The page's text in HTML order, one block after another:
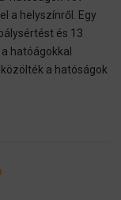
a helyszínről. Egy
és 13
hatóágokkal
a hatóságok